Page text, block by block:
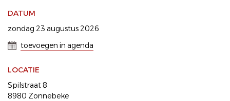
DATUM
zondag 23 augustus 2026
toevoegen in agenda
LOCATIE
Spilstraat 8
8980 Zonnebeke